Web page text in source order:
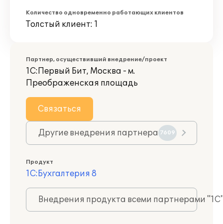
Количество одновременно работающих клиентов
Толстый клиент: 1
Партнер, осуществивший внедрение/проект
1С:Первый Бит, Москва - м.
Преображенская площадь
Связаться
Другие внедрения партнера 7609
Продукт
1С:Бухгалтерия 8
Внедрения продукта всеми партнерами